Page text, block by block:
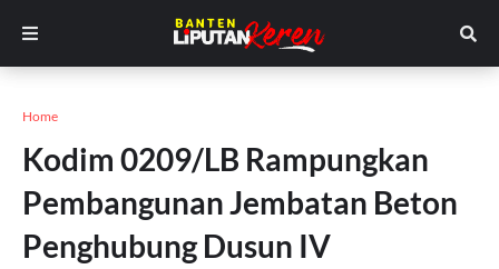
Home
Kodim 0209/LB Rampungkan
Pembangunan Jembatan Beton
Penghubung Dusun IV